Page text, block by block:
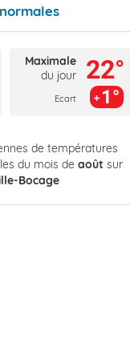
Maximale
du jour
Ecart
22°
1°
de températures
du mois de août sur
Bocage